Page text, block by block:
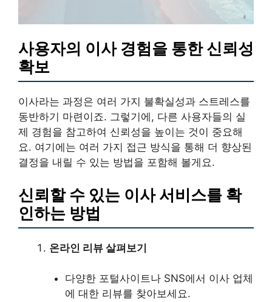
사용자의 이사 경험을 통한 신뢰성
확보
이사라는 과정은 여러 가지 불확실성과 스트레스를
동반하기 마련이죠. 그렇기에, 다른 사용자들의 실
제 경험을 참고하여 신뢰성을 높이는 것이 중요해
요. 여기에는 여러 가지 접근 방식을 통해 더 향상된
결정을 내릴 수 있는 방법을 포함해 볼게요.
신뢰할 수 있는 이사 서비스를 확
인하는 방법
온라인 리뷰 살펴보기
다양한 포털사이트나 SNS에서 이사 업체
에 대한 리뷰를 찾아보세요.